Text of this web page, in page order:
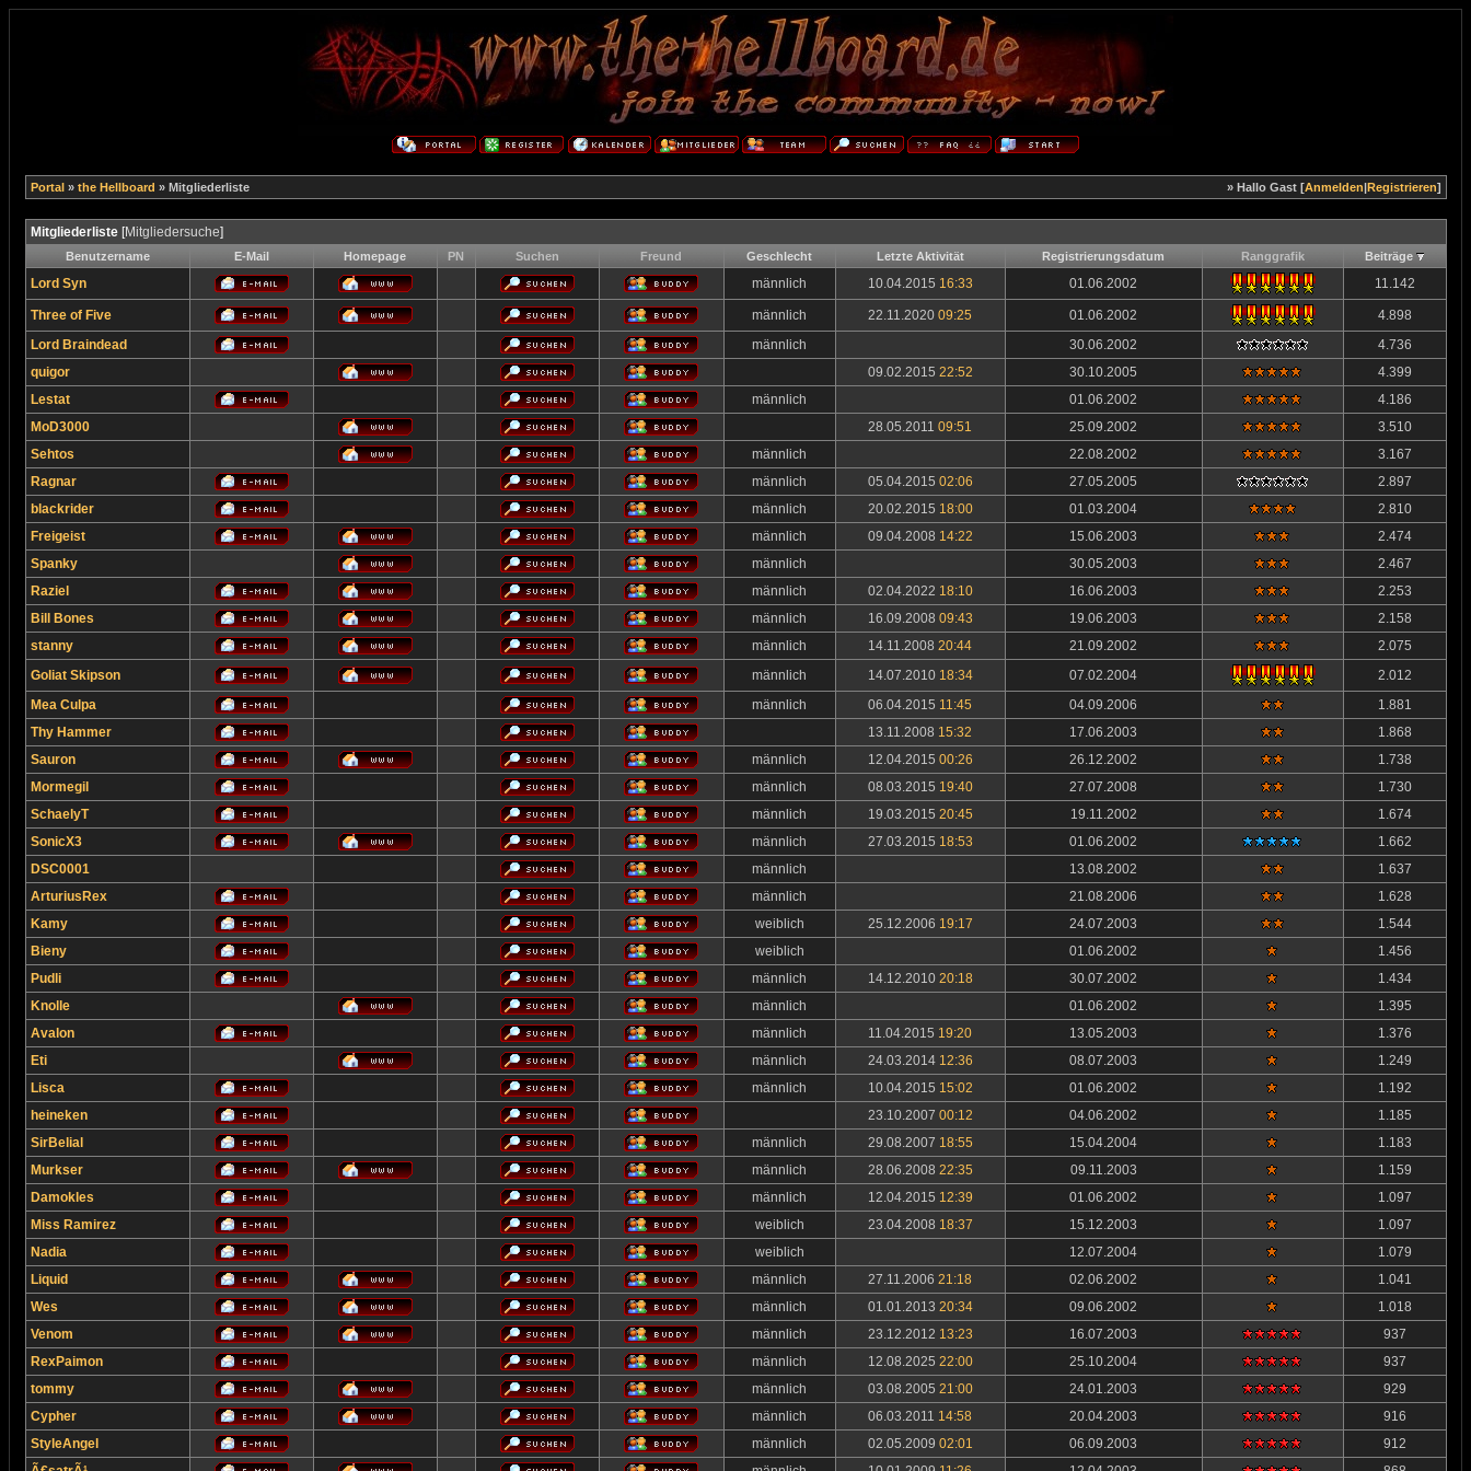
Portal» the Hellboard » Mitgliederliste » Hallo Gast [Anmelden|Registrieren]
Mitgliederliste[Mitgliedersuche]
Benutzername E-Mail Homepage PN Suchen Freund Geschlecht Letzte Aktivität Registrierungsdatum Ranggrafik Beiträge
Lord Syn männlich 10.04.2015 16:33 01.06.2002 11.142
Three of Five männlich 22.11.2020 09:25 01.06.2002
4.898
Lord Braindead
männlich 30.06.2002
4.736
quigor
09.02.2015 22:52 30.10.2005
4.399
Lestat
männlich 01.06.2002
4.186
MoD3000
28.05.2011 09:51 25.09.2002
3.510
Sehtos
männlich 22.08.2002
3.167
Ragnar
männlich 05.04.2015 02:06 27.05.2005
2.897
blackrider
männlich 20.02.2015 18:00 01.03.2004
2.810
Freigeist
männlich 09.04.2008 14:22 15.06.2003
2.474
Spanky
männlich 30.05.2003
2.467
Raziel
männlich 02.04.2022 18:10 16.06.2003
2.253
Bill Bones
männlich 16.09.2008 09:43 19.06.2003
2.158
stanny
männlich 14.11.2008 20:44 21.09.2002
2.075
Goliat Skipson
männlich 14.07.2010 18:34 07.02.2004
2.012
Mea Culpa
männlich 06.04.2015 11:45 04.09.2006
1.881
Thy Hammer
13.11.2008 15:32 17.06.2003
1.868
Sauron
männlich 12.04.2015 00:26 26.12.2002
1.738
Mormegil
männlich 08.03.2015 19:40 27.07.2008
1.730
SchaelyT
männlich 19.03.2015 20:45 19.11.2002
1.674
SonicX3
männlich 27.03.2015 18:53 01.06.2002
1.662
DSC0001
männlich 13.08.2002
1.637
ArturiusRex
männlich 21.08.2006
1.628
Kamy
weiblich 25.12.2006 19:17 24.07.2003
1.544
Bieny
weiblich 01.06.2002
1.456
Pudli
männlich 14.12.2010 20:18 30.07.2002
1.434
Knolle
männlich 01.06.2002
1.395
Avalon
männlich 11.04.2015 19:20 13.05.2003
1.376
Eti
männlich 24.03.2014 12:36 08.07.2003
1.249
Lisca
männlich 10.04.2015 15:02 01.06.2002
1.192
heineken
23.10.2007 00:12 04.06.2002
1.185
SirBelial
männlich 29.08.2007 18:55 15.04.2004
1.183
Murkser
männlich 28.06.2008 22:35 09.11.2003
1.159
Damokles
männlich 12.04.2015 12:39 01.06.2002
1.097
Miss Ramirez
weiblich 23.04.2008 18:37 15.12.2003
1.097
Nadia
weiblich 12.07.2004
1.079
Liquid
männlich 27.11.2006 21:18 02.06.2002
1.041
Wes
männlich 01.01.2013 20:34 09.06.2002
1.018
Venom
männlich 23.12.2012 13:23 16.07.2003
937
RexPaimon
männlich 12.08.2025 22:00 25.10.2004
937
tommy
männlich 03.08.2005 21:00 24.01.2003
929
Cypher
männlich 06.03.2011 14:58 20.04.2003
916
StyleAngel
männlich 02.05.2009 02:01 06.09.2003
912